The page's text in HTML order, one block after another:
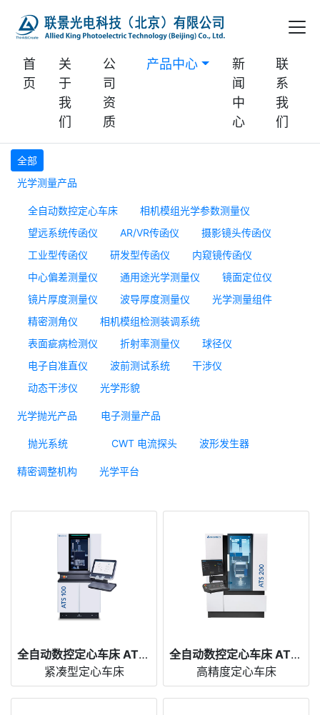
首
页
关
于
我
们
公
司
资
质
产品中心
新
闻
中
心
联
系
我
们
全部
光学测量产品
全自动数控定心车床
相机模组光学参数测量仪
望远系统传函仪
AR/VR传函仪
摄影镜头传函仪
工业型传函仪
研发型传函仪
内窥镜传函仪
中心偏差测量仪
通用途光学测量仪
镜面定位仪
镜片厚度测量仪
波导厚度测量仪
光学测量组件
精密测角仪
相机模组检测装调系统
表面疵病检测仪
折射率测量仪
球径仪
电子自准直仪
波前测试系统
干涉仪
动态干涉仪
光学形貌
光学抛光产品
抛光系统
电子测量产品
CWT 电流探头 波形发生器
精密调整机构 光学平台
全自动数控定心车床 ATS 100
紧凑型定心车床
全自动数控定心车床 ATS 200
高精度定心车床